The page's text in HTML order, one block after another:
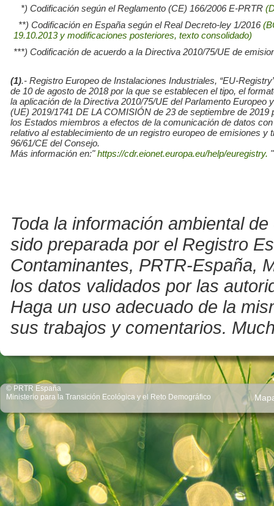
*) Codificación según el Reglamento (CE) 166/2006 E-PRTR
**) Codificación en España según el Real Decreto-ley 1/2016
19.10.2013 y modificaciones posteriores, texto consolidado)
***) Codificación de acuerdo a la Directiva 2010/75/UE de
(1).- Registro Europeo de Instalaciones Industriales, “EU-
de 10 de agosto de 2018 por la que se establecen el tipo, el
la aplicación de la Directiva 2010/75/UE del Parlamento
(UE) 2019/1741 DE LA COMISIÓN de 23 de septiembre de
los Estados miembros a efectos de la comunicación de datos
relativo al establecimiento de un registro europeo de emisiones
96/61/CE del Consejo.
Más información en:"https://cdr.eionet.europa.eu/help/euregistry. "
Toda la información ambiental
sido preparada por el Registro
Contaminantes, PRTR-España,
los datos validados por las
Haga un uso adecuado de la
sus trabajos y comentarios.
© PRTR España
Ministerio para la Transición Ecológica y el Reto Demográfico